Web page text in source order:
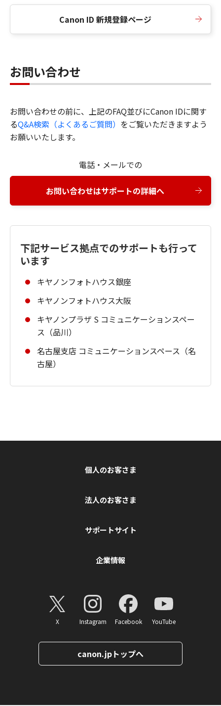
Canon ID 新規登録ページ
お問い合わせ
お問い合わせの前に、上記のFAQ並びにCanon IDに関す
るQ&A検索（よくあるご質問） をご覧いただきますよう
お願いいたします。
電話・メールでの
お問い合わせはサポートの詳細へ
下記サービス拠点でのサポートも行って
います
キヤノンフォトハウス銀座
キヤノンフォトハウス大阪
キヤノンプラザ S コミュニケーションスペー
ス（品川）
名古屋支店 コミュニケーションスペース（名
古屋）
個人のお客さま
法人のお客さま
サポートサイト
企業情報
X Instagram Facebook YouTube
canon.jpトップへ